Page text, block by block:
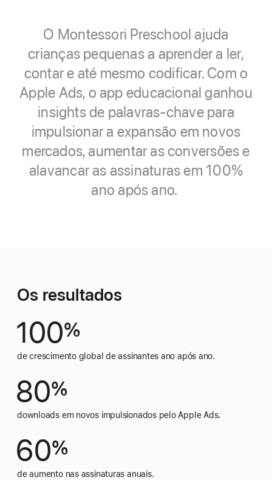
O Montessori Preschool ajuda
crianças pequenas a aprender a ler,
contar e até mesmo codificar. Com o
Apple Ads, o app educacional ganhou
insights de palavras-chave para
impulsionar a expansão em novos
mercados, aumentar as conversões e
alavancar as assinaturas em 100%
ano após ano.
Os resultados
100%
de crescimento global de assinantes ano após ano.
80%
downloads em novos impulsionados pelo Apple Ads.
60%
de aumento nas assinaturas anuais.